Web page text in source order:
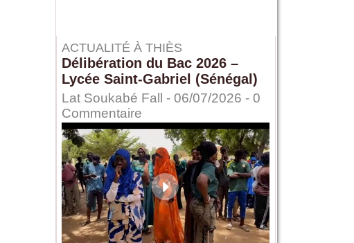
ACTUALITÉ À THIÈS
Délibération du Bac 2026 –
Lycée Saint-Gabriel (Sénégal)
Lat Soukabé Fall - 06/07/2026 - 0
Commentaire